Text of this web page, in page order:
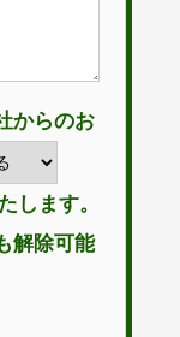
からのお
します。
解除可能